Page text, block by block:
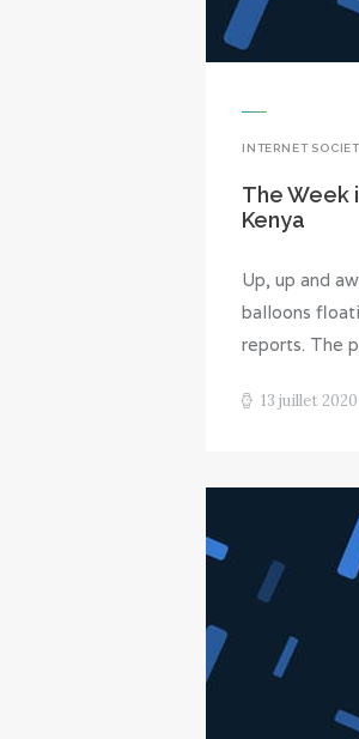
INTERNET
The Week
Kenya
Up, up and
balloons
reports. The
13 juillet 2020